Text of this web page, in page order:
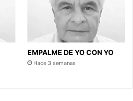
EMPALME DE YO CON YO
Hace 3 semanas